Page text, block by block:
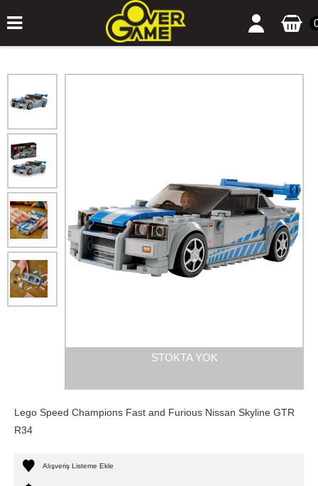
STOKTA YOK
Lego Speed Champions Fast and Furious Nissan Skyline GTR
R34
Alışveriş Listeme Ekle